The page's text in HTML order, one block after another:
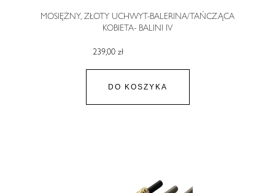
MOSIĘŻNY, ZŁOTY UCHWYT-BALERINA/TAŃCZĄCA
KOBIETA- BALINI IV
239,00 zł
DO KOSZYKA